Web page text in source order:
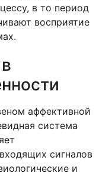
в то период
восприятие
аффективной
система
сигналов
и